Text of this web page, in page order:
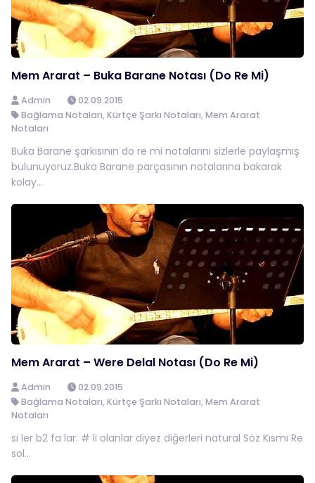
Mem Ararat – Buka Barane Notası (Do Re Mi)
Admin
02.09.2015
Bağlama Notaları, Kürtçe Şarkı Notaları, Mem Ararat
Notaları
Buka Barane şarkısının do re mi notalarını sizlerle paylaşmış
bulunuyoruz.Buka Barane parçasının notalarına bakarak
kolay...
Mem Ararat – Were Delal Notası (Do Re Mi)
Admin
02.09.2015
Bağlama Notaları, Kürtçe Şarkı Notaları, Mem Ararat
Notaları
si ler b2 fa lar: # li olanlar diyez diğerleri natural Söz Kısmı Re
sol...